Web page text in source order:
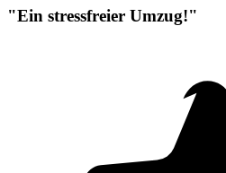
"Ein stressfreier Umzug!"